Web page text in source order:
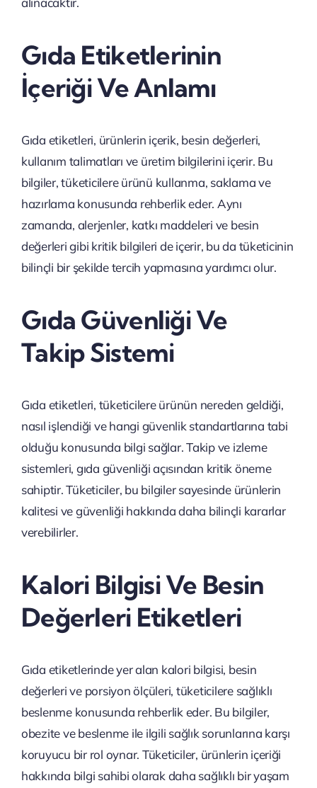
Gıda Etiketlerinin
İçeriği Ve Anlamı
Gıda etiketleri, ürünlerin içerik, besin değerleri,
kullanım talimatları ve üretim bilgilerini içerir. Bu
bilgiler, tüketicilere ürünü kullanma, saklama ve
hazırlama konusunda rehberlik eder. Aynı
zamanda, alerjenler, katkı maddeleri ve besin
değerleri gibi kritik bilgileri de içerir, bu da tüketicinin
bilinçli bir şekilde tercih yapmasına yardımcı olur.
Gıda Güvenliği Ve
Takip Sistemi
Gıda etiketleri, tüketicilere ürünün nereden geldiği,
nasıl işlendiği ve hangi güvenlik standartlarına tabi
olduğu konusunda bilgi sağlar. Takip ve izleme
sistemleri, gıda güvenliği açısından kritik öneme
sahiptir. Tüketiciler, bu bilgiler sayesinde ürünlerin
kalitesi ve güvenliği hakkında daha bilinçli kararlar
verebilirler.
Kalori Bilgisi Ve Besin
Değerleri Etiketleri
Gıda etiketlerinde yer alan kalori bilgisi, besin
değerleri ve porsiyon ölçüleri, tüketicilere sağlıklı
beslenme konusunda rehberlik eder. Bu bilgiler,
obezite ve beslenme ile ilgili sağlık sorunlarına karşı
koruyucu bir rol oynar. Tüketiciler, ürünlerin içeriği
hakkında bilgi sahibi olarak daha sağlıklı bir yaşam